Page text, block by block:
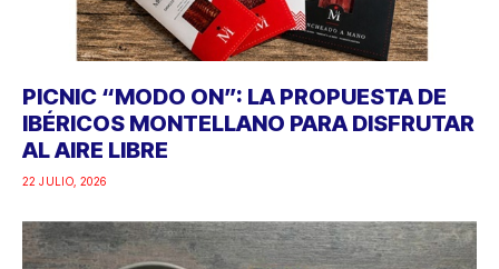
PICNIC “MODO ON”: LA PROPUESTA DE
IBÉRICOS MONTELLANO PARA DISFRUTAR
AL AIRE LIBRE
22 JULIO, 2026